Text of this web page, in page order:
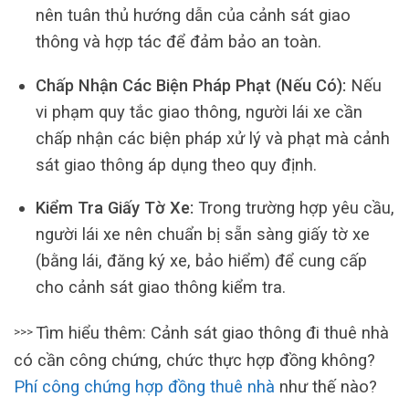
nên tuân thủ hướng dẫn của cảnh sát giao
thông và hợp tác để đảm bảo an toàn.
Chấp Nhận Các Biện Pháp Phạt (Nếu Có): Nếu
vi phạm quy tắc giao thông, người lái xe cần
chấp nhận các biện pháp xử lý và phạt mà cảnh
sát giao thông áp dụng theo quy định.
Kiểm Tra Giấy Tờ Xe: Trong trường hợp yêu cầu,
người lái xe nên chuẩn bị sẵn sàng giấy tờ xe
(bằng lái, đăng ký xe, bảo hiểm) để cung cấp
cho cảnh sát giao thông kiểm tra.
>>> Tìm hiểu thêm: Cảnh sát giao thông đi thuê nhà
có cần công chứng, chức thực hợp đồng không?
Phí công chứng hợp đồng thuê nhà như thế nào?